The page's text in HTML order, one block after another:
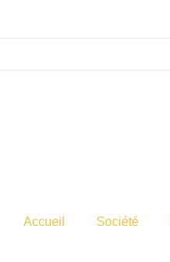
Accueil Société